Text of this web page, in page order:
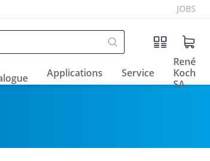
JOBS
Applications Service
René
Koch
SA